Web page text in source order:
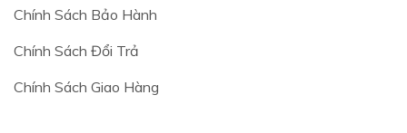
Chính Sách Bảo Hành
Chính Sách Đổi Trả
Chính Sách Giao Hàng